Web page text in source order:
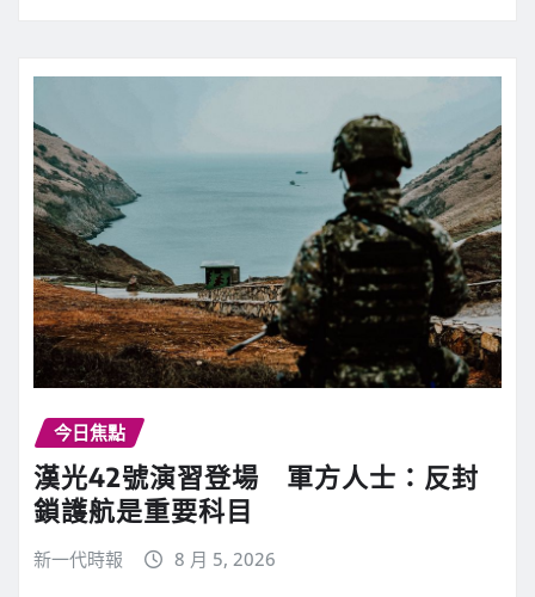
今日焦點
漢光42號演習登場 軍方人士：反封
鎖護航是重要科目
新一代時報 8 月 5, 2026